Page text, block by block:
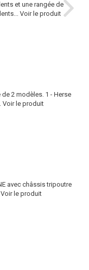
et une rangée de
Voir le produit
2 modèles. 1 - Herse
Voir le produit
avec châssis tripoutre
Voir le produit